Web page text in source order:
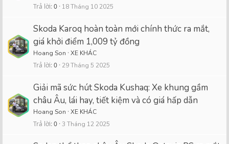
Trả lời 0 18 Tháng 10 2025
Skoda Karoq hoàn toàn mới chính thức ra mắt,
giá khởi điểm 1,009 tỷ đồng
Hoang Son XE KHÁC
Trả lời 0 29 Tháng 5 2025
Giải mã sức hút Skoda Kushaq: Xe khung gầm
châu Âu, lái hay, tiết kiệm và có giá hấp dẫn
Hoang Son XE KHÁC
Trả lời 0 3 Tháng 12 2025